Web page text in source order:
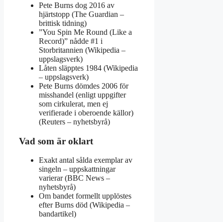
Pete Burns dog 2016 av
hjärtstopp (The Guardian –
brittisk tidning)
”You Spin Me Round (Like a
Record)” nådde #1 i
Storbritannien (Wikipedia –
uppslagsverk)
Låten släpptes 1984 (Wikipedia
– uppslagsverk)
Pete Burns dömdes 2006 för
misshandel (enligt uppgifter
som cirkulerat, men ej
verifierade i oberoende källor)
(Reuters – nyhetsbyrå)
Vad som är oklart
Exakt antal sålda exemplar av
singeln – uppskattningar
varierar (BBC News –
nyhetsbyrå)
Om bandet formellt upplöstes
efter Burns död (Wikipedia –
bandartikel)